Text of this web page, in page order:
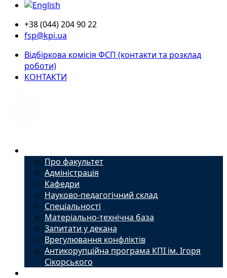
+38 (044) 204 90 22
fsp@kpi.ua
Відбіркова комісія ФСП (контакти та розклад
роботи)
КОНТАКТИ
Про факультет
Адміністрація
Кафедри
Науково-педагогічний склад
Спеціальності
Матеріально-технічна база
Запитати у декана
Врегулювання конфліктів
Антикорупційна програма КПІ ім. Ігоря
Сікорського